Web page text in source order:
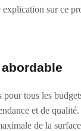
sur ce
tous les
et de
de la